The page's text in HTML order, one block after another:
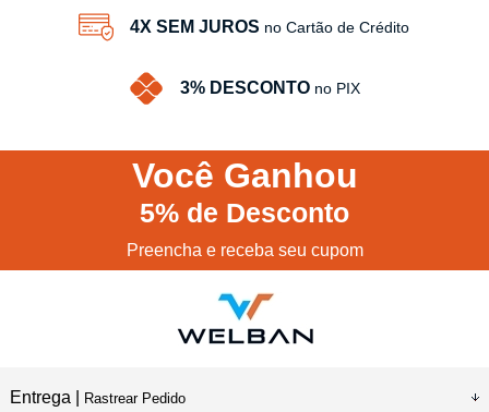
4X SEM JUROS no Cartão de Crédito
3% DESCONTO no PIX
Você Ganhou
5% de Desconto
Preencha e receba seu cupom
Entrega | Rastrear Pedido